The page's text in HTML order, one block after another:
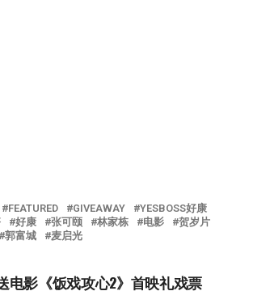
FEATURED GIVEAWAY
YESBOSS好康
好康 张可颐 林家栋 电影
贺岁片
郭富城 麦启光
电影《饭戏攻心2》首映礼戏票